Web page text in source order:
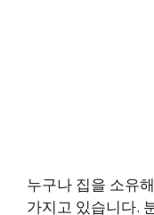
누구나 집을 소유
가지고 있습니다.